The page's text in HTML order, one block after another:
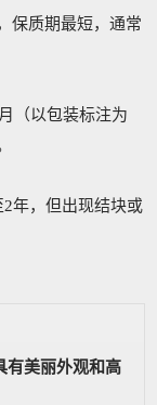
保质期最短，通常
（以包装标注为
年，但出现结块或
有美丽外观和高